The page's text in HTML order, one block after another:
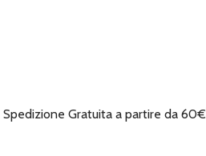
Spedizione Gratuita a partire da 60€